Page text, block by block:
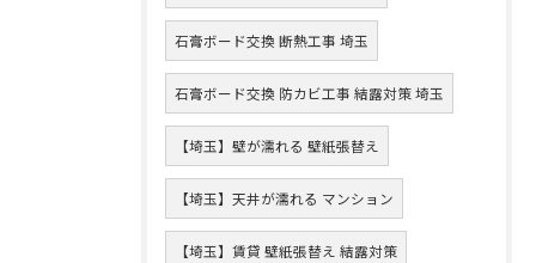
石膏ボード交換 断熱工事 埼玉
石膏ボード交換 防カビ工事 結露対策 埼玉
【埼玉】壁が濡れる 壁紙張替え
【埼玉】天井が濡れる マンション
【埼玉】賃貸 壁紙張替え 結露対策